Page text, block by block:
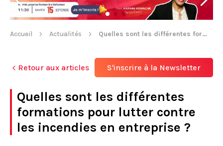
Accueil Actualités Quelles sont les différentes formations pour lutter contre les incendies en entreprise ?
Retour aux articles S'inscrire à la Newsletter
Quelles sont les différentes
formations pour lutter contre
les incendies en entreprise ?